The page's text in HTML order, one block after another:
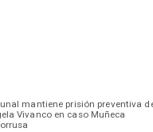
mantiene prisión preventiva
Vivanco en caso Muñeca